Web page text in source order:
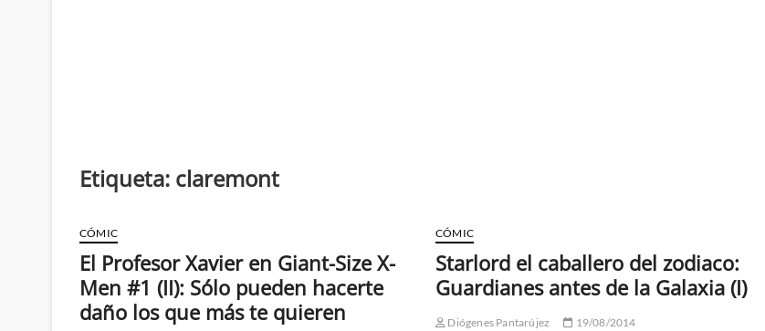
Etiqueta: claremont
CÓMIC
El Profesor Xavier en Giant-Size X-
Men #1 (II): Sólo pueden hacerte
daño los que más te quieren
CÓMIC
Starlord el caballero del zodiaco:
Guardianes antes de la Galaxia (I)
Diógenes Pantarújez
19/08/2014